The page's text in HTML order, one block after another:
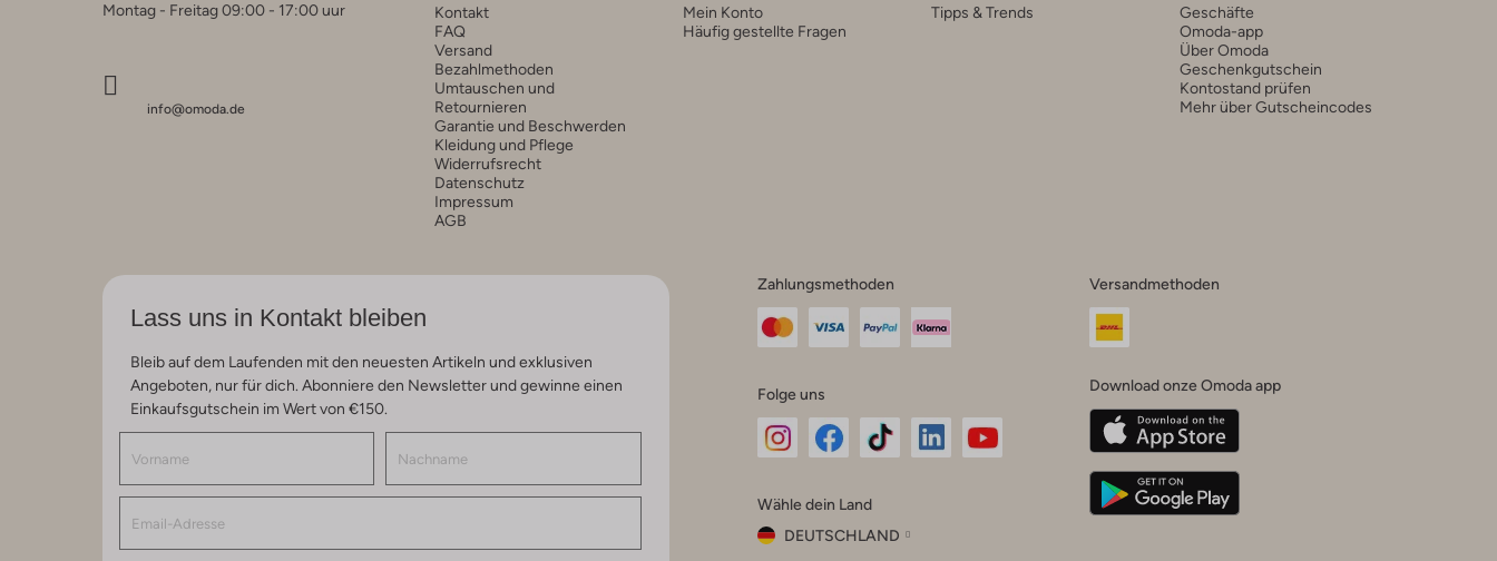
Montag - Freitag 09:00 - 17:00 uur
info@omoda.de
Kontakt
FAQ
Versand
Bezahlmethoden
Umtauschen und
Retournieren
Garantie und Beschwerden
Kleidung und Pflege
Widerrufsrecht
Datenschutz
Impressum
AGB
Mein Konto
Häufig gestellte Fragen
Tipps & Trends
Geschäfte
Omoda-app
Über Omoda
Geschenkgutschein
Kontostand prüfen
Mehr über Gutscheincodes
Lass uns in Kontakt bleiben
Bleib auf dem Laufenden mit den neuesten Artikeln und exklusiven
Angeboten, nur für dich. Abonniere den Newsletter und gewinne einen
Einkaufsgutschein im Wert von €150.
Zahlungsmethoden
Folge uns
Instagram
Facebook
TikTok
Wähle dein Land
DEUTSCHLAND
Versandmethoden
Download onze Omoda app